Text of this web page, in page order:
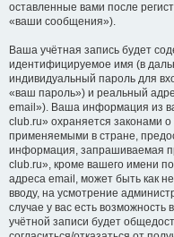
оставленные вами после
«ваши сообщения»).
Ваша учётная запись будет
идентифицируемое имя (в
индивидуальный пароль для
«ваш пароль») и реальный
email»). Ваша информация из
club.ru» охраняется законами
применяемыми в стране,
информация, запрашиваемая
club.ru», кроме вашего имени
адреса email, может быть как
вводу, на усмотрение
случае у вас есть
учётной записи будет